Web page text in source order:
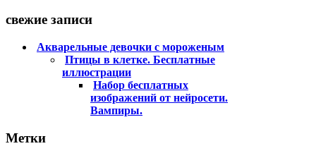
свежие записи
Акварельные девочки с мороженым
Птицы в клетке. Бесплатные
иллюстрации
Набор бесплатных
изображений от нейросети.
Вампиры.
Метки